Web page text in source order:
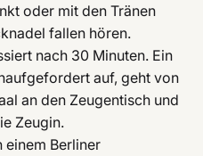
oder mit den Tränen
fallen hören.
nach 30 Minuten. Ein
auf, geht von
an den Zeugentisch und
Zeugin.
einem Berliner